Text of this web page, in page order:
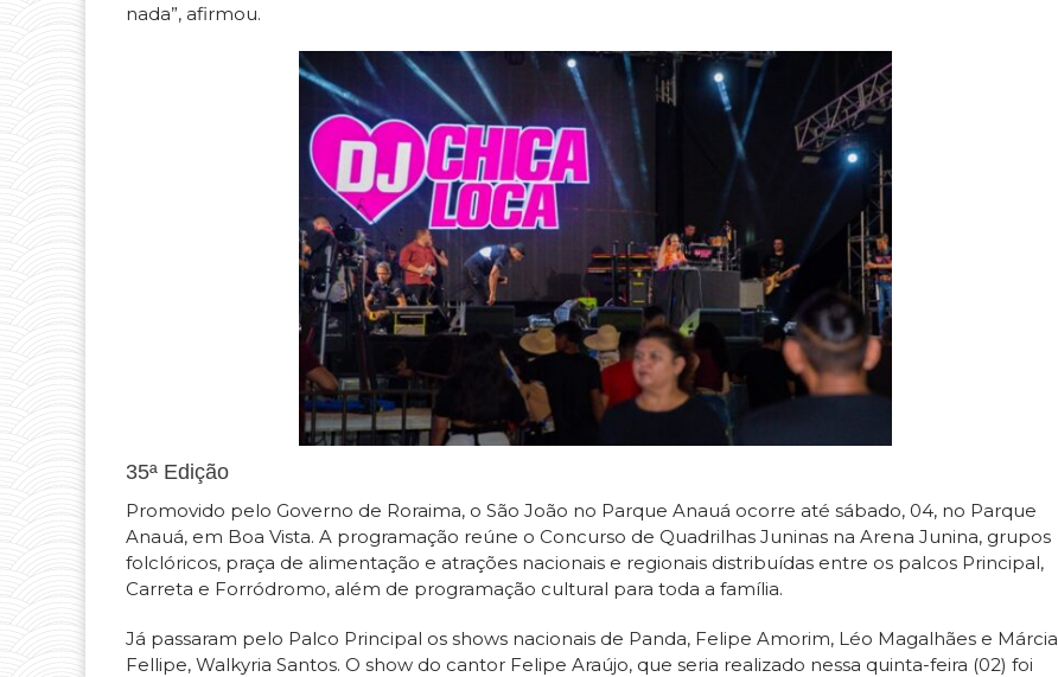
nada”, afirmou.
35ª Edição
Promovido pelo Governo de Roraima, o São João no Parque Anauá ocorre até sábado, 04, no Parque
Anauá, em Boa Vista. A programação reúne o Concurso de Quadrilhas Juninas na Arena Junina, grupos
folclóricos, praça de alimentação e atrações nacionais e regionais distribuídas entre os palcos Principal,
Carreta e Forródromo, além de programação cultural para toda a família.
Já passaram pelo Palco Principal os shows nacionais de Panda, Felipe Amorim, Léo Magalhães e Márcia
Fellipe, Walkyria Santos. O show do cantor Felipe Araújo, que seria realizado nessa quinta-feira (02) foi